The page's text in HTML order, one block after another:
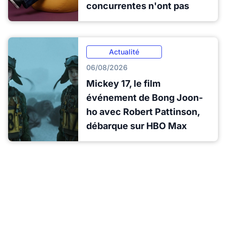
concurrentes n'ont pas
Actualité
06/08/2026
Mickey 17, le film
événement de Bong Joon-
ho avec Robert Pattinson,
débarque sur HBO Max